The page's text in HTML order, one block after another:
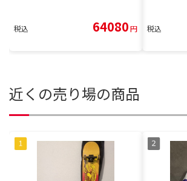
税込 64080円 税込
近くの売り場の商品